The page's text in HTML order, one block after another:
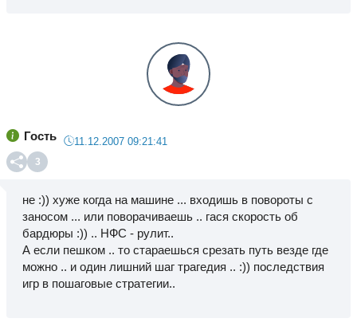
Гость 11.12.2007 09:21:41
3
не :)) хуже когда на машине ... входишь в повороты с
заносом ... или поворачиваешь .. гася скорость об
бардюры :)) .. НФС - рулит..
А если пешком .. то стараешься срезать путь везде где
можно .. и один лишний шаг трагедия .. :)) последствия
игр в пошаговые стратегии..